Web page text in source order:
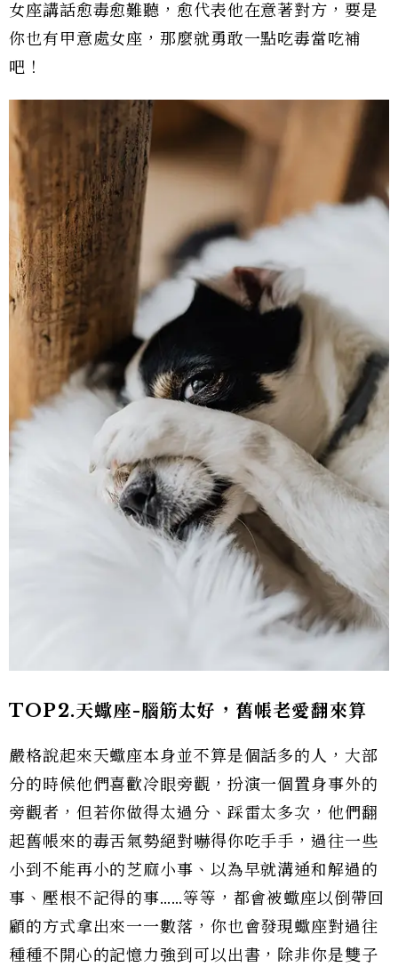
女座講話愈毒愈難聽，愈代表他在意著對方，要是
你也有甲意處女座，那麼就勇敢一點吃毒當吃補
吧！
TOP2.天蠍座-腦筋太好，舊帳老愛翻來算
嚴格說起來天蠍座本身並不算是個話多的人，大部
分的時候他們喜歡冷眼旁觀，扮演一個置身事外的
旁觀者，但若你做得太過分、踩雷太多次，他們翻
起舊帳來的毒舌氣勢絕對嚇得你吃手手，過往一些
小到不能再小的芝麻小事、以為早就溝通和解過的
事、壓根不記得的事……等等，都會被蠍座以倒帶回
顧的方式拿出來一一數落，你也會發現蠍座對過往
種種不開心的記憶力強到可以出書，除非你是雙子